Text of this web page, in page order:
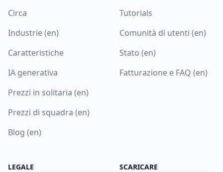
Circa
Industrie (en)
Caratteristiche
IA generativa
Prezzi in solitaria (en)
Prezzi di squadra (en)
Blog (en)
Tutorials
Comunità di utenti (en)
Stato (en)
Fatturazione e FAQ (en)
LEGALE SCARICARE